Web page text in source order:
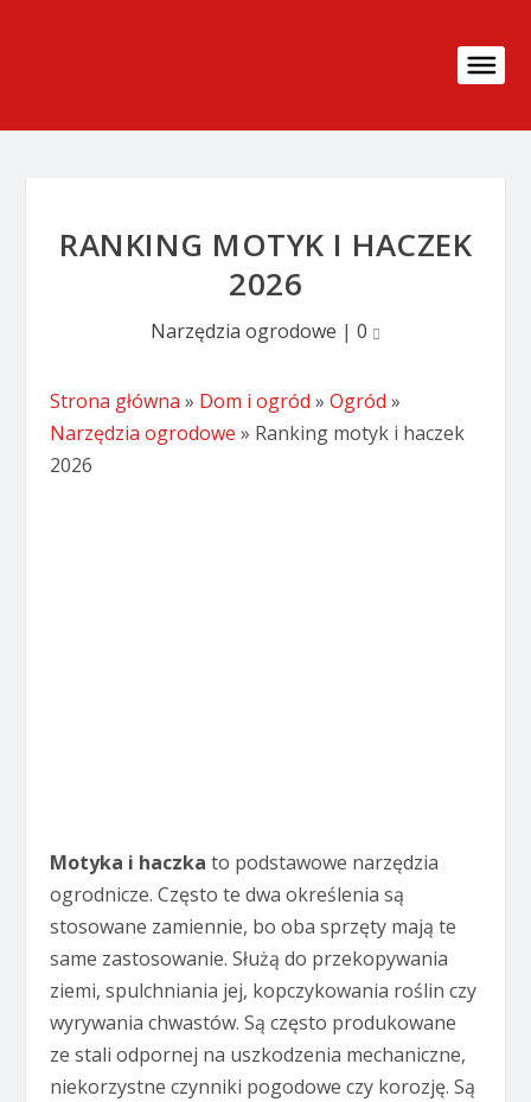
RANKING MOTYK I HACZEK
2026
Narzędzia ogrodowe | 0
Strona główna » Dom i ogród »Ogród »
Narzędzia ogrodowe » Ranking motyk i haczek
2026
Motyka i haczka to podstawowe narzędzia
ogrodnicze. Często te dwa określenia są
stosowane zamiennie, bo oba sprzęty mają te
same zastosowanie. Służą do przekopywania
ziemi, spulchniania jej, kopczykowania roślin czy
wyrywania chwastów. Są często produkowane
ze stali odpornej na uszkodzenia mechaniczne,
niekorzystne czynniki pogodowe czy korozję. Są